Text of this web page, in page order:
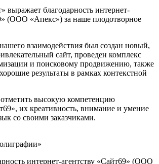
выражает благодарность интернет-
(ООО «Апекс») за наше плодотворное
взаимодействия был создан новый,
сайт, проведен комплекс
и поисковому продвижению, также
результаты в рамках контекстной
отметить высокую компетенцию
их креативность, внимание и умение
со своими заказчиками.
интернет-агентству «Сайт69» (ООО